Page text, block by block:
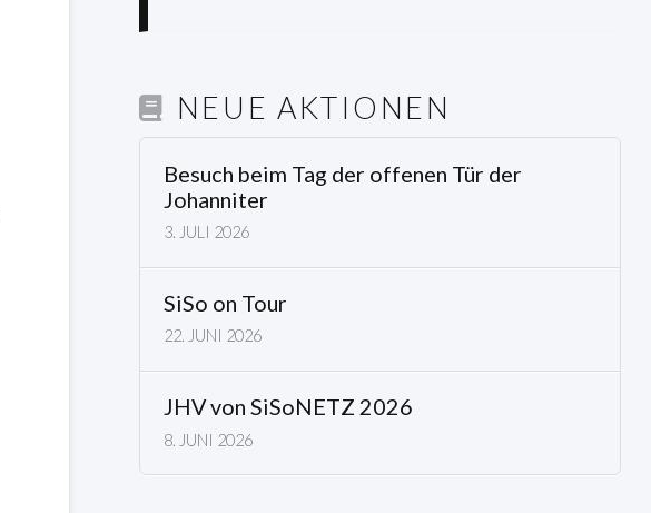
NEUE AKTIONEN
Besuch beim Tag der offenen Tür der
Johanniter
3. JULI 2026
SiSo on Tour
22. JUNI 2026
JHV von SiSoNETZ 2026
8. JUNI 2026